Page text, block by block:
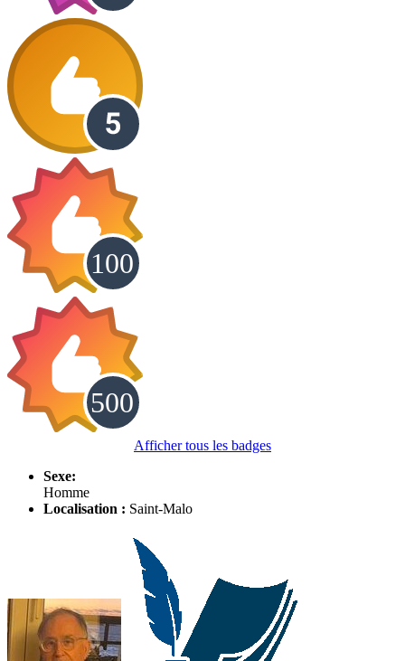
Afficher tous les badges
Sexe:
Homme
Localisation : Saint-Malo